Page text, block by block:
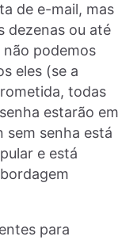
de e-mail, mas
dezenas ou até
não podemos
eles (se a
todas
estarão em
sem senha está
e está
para